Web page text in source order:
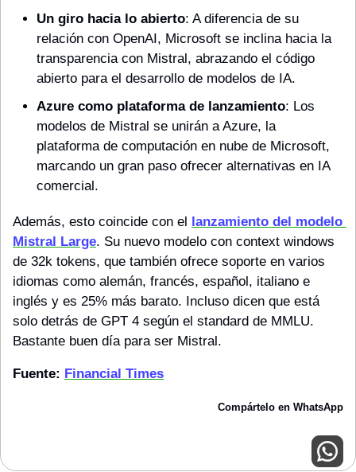
Un giro hacia lo abierto: A diferencia de su
relación con OpenAI, Microsoft se inclina hacia la
transparencia con Mistral, abrazando el código
abierto para el desarrollo de modelos de IA.
Azure como plataforma de lanzamiento: Los
modelos de Mistral se unirán a Azure, la
plataforma de computación en nube de Microsoft,
marcando un gran paso ofrecer alternativas en IA
comercial.
Además, esto coincide con el
lanzamiento del modelo
Mistral Large. Su nuevo modelo con context windows
de 32k tokens, que también ofrece soporte en varios
idiomas como alemán, francés, español, italiano e
inglés y es 25% más barato. Incluso dicen que está
solo detrás de GPT 4 según el standard de MMLU.
Bastante buen día para ser Mistral.
Fuente: Financial Times
Compártelo en WhatsApp